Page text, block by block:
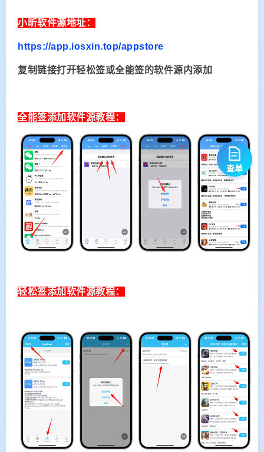
小昕软件源地址：
https://app.iosxin.top/appstore
复制链接打开轻松签或全能签的软件源内添加
全能签添加软件源教程：
轻松签添加软件源教程：
查单